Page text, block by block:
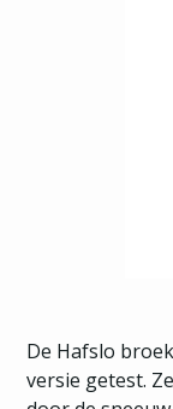
De Hafslo
versie getest.